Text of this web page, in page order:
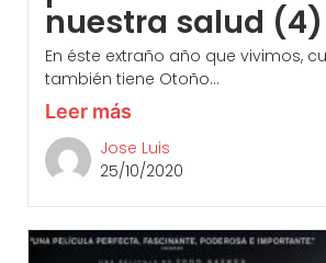
nuestra salud (4)
En éste extraño año que vivimos,
también tiene Otoño...
Leer más
Jose Luis
25/10/2020